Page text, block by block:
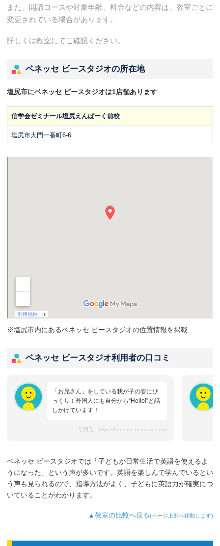
また、開講コースや対象年齢、料金などの内容は、教室ごとに
変更されている場合があります。
詳しくは教室にてご確認ください。
ベネッセ ビースタジオの所在地
塩尻市にベネッセ ビースタジオは1店舗あります
信学会ゼミナール塩尻えんぱーく前校
塩尻市大門一番町6-6
※塩尻市内にあるベネッセ ビースタジオの位置情報を掲載
ベネッセ ビースタジオ利用者の口コミ
「お兄さん」をしている我が子の姿にび
っくり！外国人にも自分から“Hello!”と話
しかけています！
引用元： https://benesse-bestudio.com/
ベネッセ ビースタジオでは「子どもが日常生活で英語を使えるよ
うになった」という声が多いです。英語を楽しんで学んでいるとい
う声も見られるので、指導方法がよく、子どもに英語力が確実につ
いていることがわかります。
▲教室の比較へ戻る(ページ上部へ移動します)